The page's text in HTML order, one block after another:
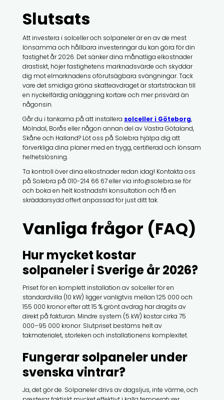
Slutsats
Att investera i solceller och solpaneler är en av de mest
lönsamma och hållbara investeringar du kan göra för din
fastighet år 2026. Det sänker dina månatliga elkostnader
drastiskt, höjer fastighetens marknadsvärde och skyddar
dig mot elmarknadens oförutsägbara svängningar. Tack
vare det smidiga gröna skatteavdraget är startsträckan till
en nyckelfärdig anläggning kortare och mer prisvärd än
någonsin.
Går du i tankarna på att installera solceller i Göteborg,
Mölndal, Borås eller någon annan del av Västra Götaland,
Skåne och Halland? Löt oss på Solebra hjälpa dig att
förverkliga dina planer med en trygg, certifierad och lönsam
helhetslösning.
Ta kontroll över dina elkostnader redan idag! Kontakta oss
på Solebra på 010-214 66 67 eller via info@solebra.se för
och boka en helt kostnadsfri konsultation och få en
skräddarsydd offert anpassad för just ditt tak.
Vanliga frågor (FAQ)
Hur mycket kostar
solpaneler i Sverige år 2026?
Priset för en komplett installation av solceller för en
standardvilla (10 kW) ligger vanligtvis mellan 125 000 och
155 000 kronor efter att 15 % grönt avdrag har dragits av
direkt på fakturan. Mindre system (5 kW) kostar cirka 75
000–95 000 kronor. Slutpriset bestäms helt av
takmaterialet, storleken och installationens komplexitet.
Fungerar solpaneler under
svenska vintrar?
Ja, det gör de. Solpaneler drivs av dagsljus, inte värme, och